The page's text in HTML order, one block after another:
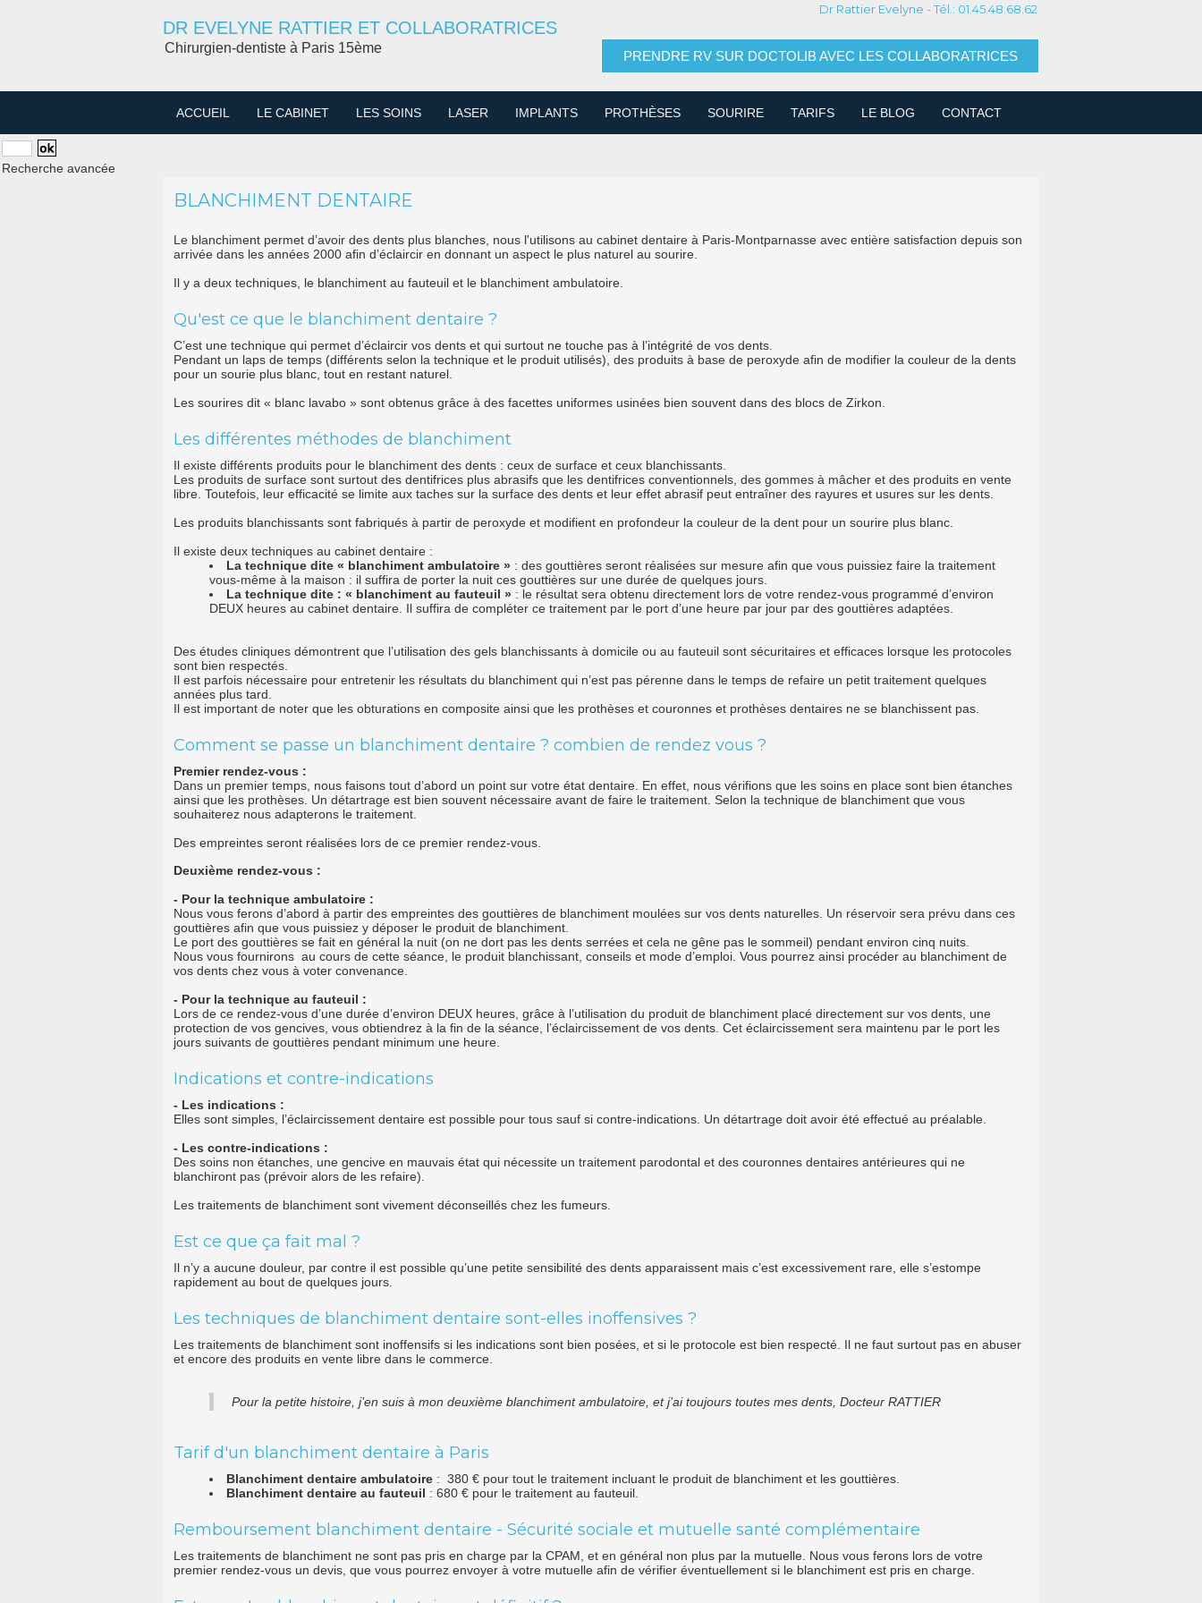
Dr Rattier Evelyne - Tél.: 01.45.48.68.62
DR EVELYNE RATTIER ET COLLABORATRICES
Chirurgien-dentiste à Paris 15ème
PRENDRE RV SUR DOCTOLIB AVEC LES COLLABORATRICES
ACCUEIL LE CABINET LES SOINS LASER IMPLANTS PROTHÈSES SOURIRE TARIFS LE BLOG CONTACT
Recherche avancée
BLANCHIMENT DENTAIRE
Le blanchiment permet d’avoir des dents plus blanches, nous l'utilisons au cabinet dentaire à Paris-Montparnasse avec entière satisfaction depuis son
arrivée dans les années 2000 afin d’éclaircir en donnant un aspect le plus naturel au sourire.
Il y a deux techniques, le blanchiment au fauteuil et le blanchiment ambulatoire.
Qu'est ce que le blanchiment dentaire ?
C’est une technique qui permet d’éclaircir vos dents et qui surtout ne touche pas à l’intégrité de vos dents.
Pendant un laps de temps (différents selon la technique et le produit utilisés), des produits à base de peroxyde afin de modifier la couleur de la dents
pour un sourie plus blanc, tout en restant naturel.
Les sourires dit « blanc lavabo » sont obtenus grâce à des facettes uniformes usinées bien souvent dans des blocs de Zirkon.
Les différentes méthodes de blanchiment
Il existe différents produits pour le blanchiment des dents : ceux de surface et ceux blanchissants.
Les produits de surface sont surtout des dentifrices plus abrasifs que les dentifrices conventionnels, des gommes à mâcher et des produits en vente
libre. Toutefois, leur efficacité se limite aux taches sur la surface des dents et leur effet abrasif peut entraîner des rayures et usures sur les dents.
Les produits blanchissants sont fabriqués à partir de peroxyde et modifient en profondeur la couleur de la dent pour un sourire plus blanc.
Il existe deux techniques au cabinet dentaire :
La technique dite « blanchiment ambulatoire » : des gouttières seront réalisées sur mesure afin que vous puissiez faire la traitement
vous-même à la maison : il suffira de porter la nuit ces gouttières sur une durée de quelques jours.
La technique dite : « blanchiment au fauteuil » : le résultat sera obtenu directement lors de votre rendez-vous programmé d’environ
DEUX heures au cabinet dentaire. Il suffira de compléter ce traitement par le port d’une heure par jour par des gouttières adaptées.
Des études cliniques démontrent que l’utilisation des gels blanchissants à domicile ou au fauteuil sont sécuritaires et efficaces lorsque les protocoles
sont bien respectés.
Il est parfois nécessaire pour entretenir les résultats du blanchiment qui n’est pas pérenne dans le temps de refaire un petit traitement quelques
années plus tard.
Il est important de noter que les obturations en composite ainsi que les prothèses et couronnes et prothèses dentaires ne se blanchissent pas.
Comment se passe un blanchiment dentaire ? combien de rendez vous ?
Premier rendez-vous :
Dans un premier temps, nous faisons tout d’abord un point sur votre état dentaire. En effet, nous vérifions que les soins en place sont bien étanches
ainsi que les prothèses. Un détartrage est bien souvent nécessaire avant de faire le traitement. Selon la technique de blanchiment que vous
souhaiterez nous adapterons le traitement.
Des empreintes seront réalisées lors de ce premier rendez-vous.
Deuxième rendez-vous :
- Pour la technique ambulatoire :
Nous vous ferons d’abord à partir des empreintes des gouttières de blanchiment moulées sur vos dents naturelles. Un réservoir sera prévu dans ces
gouttières afin que vous puissiez y déposer le produit de blanchiment.
Le port des gouttières se fait en général la nuit (on ne dort pas les dents serrées et cela ne gêne pas le sommeil) pendant environ cinq nuits.
Nous vous fournirons au cours de cette séance, le produit blanchissant, conseils et mode d’emploi. Vous pourrez ainsi procéder au blanchiment de
vos dents chez vous à voter convenance.
- Pour la technique au fauteuil :
Lors de ce rendez-vous d’une durée d’environ DEUX heures, grâce à l’utilisation du produit de blanchiment placé directement sur vos dents, une
protection de vos gencives, vous obtiendrez à la fin de la séance, l’éclaircissement de vos dents. Cet éclaircissement sera maintenu par le port les
jours suivants de gouttières pendant minimum une heure.
Indications et contre-indications
- Les indications :
Elles sont simples, l’éclaircissement dentaire est possible pour tous sauf si contre-indications. Un détartrage doit avoir été effectué au préalable.
- Les contre-indications :
Des soins non étanches, une gencive en mauvais état qui nécessite un traitement parodontal et des couronnes dentaires antérieures qui ne
blanchiront pas (prévoir alors de les refaire).
Les traitements de blanchiment sont vivement déconseillés chez les fumeurs.
Est ce que ça fait mal ?
Il n’y a aucune douleur, par contre il est possible qu’une petite sensibilité des dents apparaissent mais c’est excessivement rare, elle s’estompe
rapidement au bout de quelques jours.
Les techniques de blanchiment dentaire sont-elles inoffensives ?
Les traitements de blanchiment sont inoffensifs si les indications sont bien posées, et si le protocole est bien respecté. Il ne faut surtout pas en abuser
et encore des produits en vente libre dans le commerce.
Pour la petite histoire, j’en suis à mon deuxième blanchiment ambulatoire, et j’ai toujours toutes mes dents, Docteur RATTIER
Tarif d'un blanchiment dentaire à Paris
Blanchiment dentaire ambulatoire : 380 € pour tout le traitement incluant le produit de blanchiment et les gouttières.
Blanchiment dentaire au fauteuil : 680 € pour le traitement au fauteuil.
Remboursement blanchiment dentaire - Sécurité sociale et mutuelle santé complémentaire
Les traitements de blanchiment ne sont pas pris en charge par la CPAM, et en général non plus par la mutuelle. Nous vous ferons lors de votre
premier rendez-vous un devis, que vous pourrez envoyer à votre mutuelle afin de vérifier éventuellement si le blanchiment est pris en charge.